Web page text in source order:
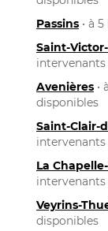
Passins • à
Saint-
Avenières •
disponibles
Saint-Clair-
La
Veyrins-
disponibles